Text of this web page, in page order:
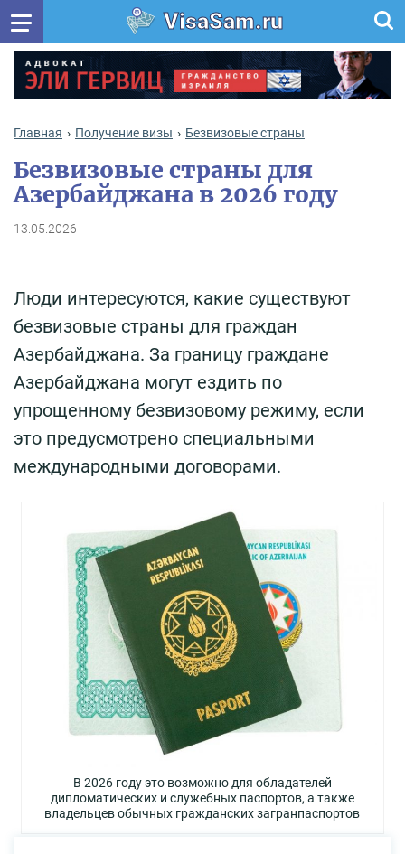
VisaSam.ru
Главная Получение визы Безвизовые страны
Безвизовые страны для
Азербайджана в 2026 году
13.05.2026
Люди интересуются, какие существуют
безвизовые страны для граждан
Азербайджана. За границу граждане
Азербайджана могут ездить по
упрощенному безвизовому режиму, если
это предусмотрено специальными
международными договорами.
В 2026 году это возможно для обладателей
дипломатических и служебных паспортов, а также
владельцев обычных гражданских загранпаспортов